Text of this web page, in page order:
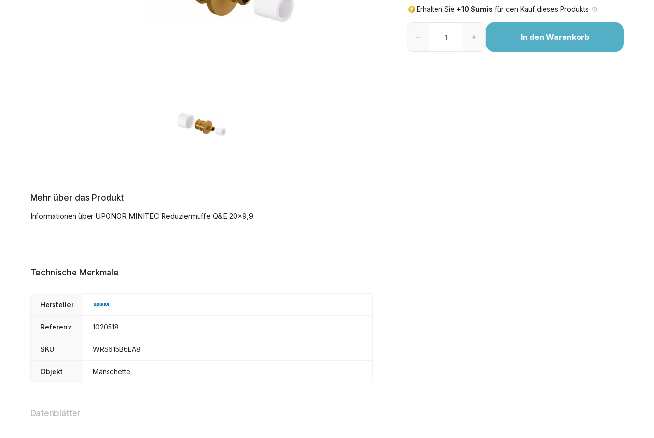
Erhalten Sie +10 Sumis für den Kauf dieses Produkts
In den Warenkorb
Mehr über das Produkt
Informationen über UPONOR MINITEC Reduziermuffe Q&E 20x9,9
Technische Merkmale
Hersteller
Referenz 1020518
SKU WRS615B6EA8
Objekt Manschette
Datenblätter